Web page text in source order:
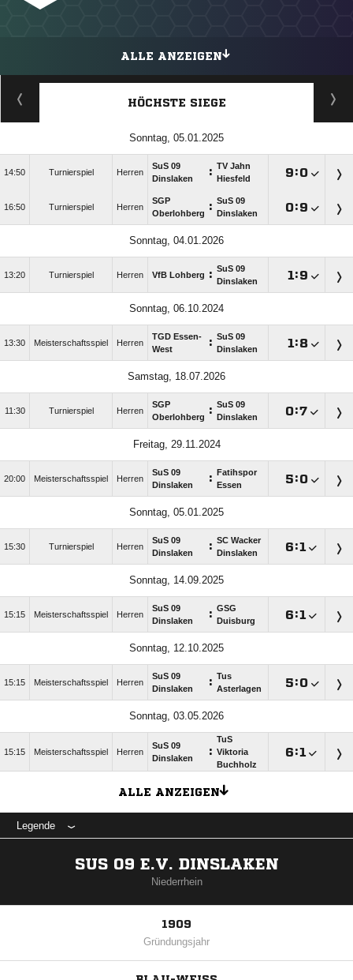
ALLE ANZEIGEN
HÖCHSTE SIEGE
Sonntag, 05.01.2025
14:50 Turnierspiel Herren
SuS 09
Dinslaken
: TV Jahn
Hiesfeld
:
16:50 Turnierspiel Herren
SGP
Oberlohberg : SuS 09
Dinslaken
:
Sonntag, 04.01.2026
13:20 Turnierspiel Herren VfB Lohberg : SuS 09
Dinslaken
:
Sonntag, 06.10.2024
13:30 Meisterschaftsspiel Herren
TGD Essen-
West
: SuS 09
Dinslaken
:
Samstag, 18.07.2026
11:30 Turnierspiel Herren
SGP
Oberlohberg : SuS 09
Dinslaken
:
Freitag, 29.11.2024
20:00 Meisterschaftsspiel Herren
SuS 09
Dinslaken
:
Fatihspor
Essen
:
Sonntag, 05.01.2025
15:30 Turnierspiel Herren
SuS 09
Dinslaken
: SC Wacker
Dinslaken
:
Sonntag, 14.09.2025
15:15 Meisterschaftsspiel Herren
SuS 09
Dinslaken
: GSG
Duisburg
:
Sonntag, 12.10.2025
15:15 Meisterschaftsspiel Herren
SuS 09
Dinslaken
: Tus
Asterlagen
:
Sonntag, 03.05.2026
15:15 Meisterschaftsspiel Herren
SuS 09
Dinslaken
:
TuS
Viktoria
Buchholz
:
ALLE ANZEIGEN
Legende
SUS 09 E.V. DINSLAKEN
Niederrhein
1909
Gründungsjahr